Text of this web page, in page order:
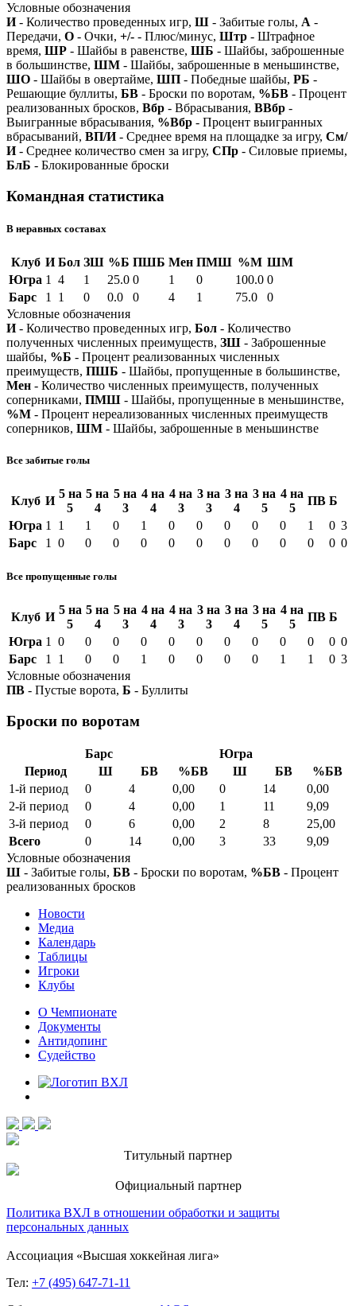
Условные обозначения
И- Количество проведенных игр, Ш - Забитые голы, А -
Передачи, О - Очки, +/- - Плюс/минус, Штр - Штрафное
время, ШР - Шайбы в равенстве, ШБ - Шайбы, заброшенные
в большинстве, ШМ - Шайбы, заброшенные в меньшинстве,
ШО - Шайбы в овертайме, ШП - Победные шайбы, РБ -
Решающие буллиты, БВ - Броски по воротам, %БВ - Процент
реализованных бросков, Вбр - Вбрасывания, ВВбр -
Выигранные вбрасывания, %Вбр - Процент выигранных
вбрасываний, ВП/И- Среднее время на площадке за игру, См/
И- Среднее количество смен за игру, СПр - Силовые приемы,
БлБ - Блокированные броски
Командная статистика
В неравных составах
Клуб И Бол ЗШ %Б ПШБ Мен ПМШ %М ШМ
Югра 1 4 1 25.0 0 1 0 100.0 0
Барс
1 1 0 0.0 0 4 1 75.0
0
Условные обозначения
И- Количество проведенных игр, Бол - Количество
полученных численных преимуществ, ЗШ - Заброшенные
шайбы, %Б - Процент реализованных численных
преимуществ, ПШБ - Шайбы, пропущенные в большинстве,
Мен - Количество численных преимуществ, полученных
соперниками, ПМШ - Шайбы, пропущенные в меньшинстве,
%М - Процент нереализованных численных преимуществ
соперников, ШМ - Шайбы, заброшенные в меньшинстве
Все забитые голы
Клуб И
5 на
5
5 на
4
5 на
3
4 на
4
4 на
3
3 на
3
3 на
4
3 на
5
4 на
5
ПВ Б
Югра 1 1 1 0 1 0 0 0 0 0 1 0 3
Барс
1 0 0 0 0 0 0 0 0 0 0 0 0
Все пропущенные голы
Клуб И
5 на
5
5 на
4
5 на
3
4 на
4
4 на
3
3 на
3
3 на
4
3 на
5
4 на
5
ПВ Б
Югра 1 0 0 0 0 0 0 0 0 0 0 0 0
Барс
1 1 0 0 1 0 0 0 0 1 1 0 3
Условные обозначения
ПВ - Пустые ворота, Б - Буллиты
Броски по воротам
Барс
Югра
Период
Ш БВ %БВ Ш БВ
%БВ
1-й период
0 4 0,00 0 14
0,00
2-й период
0 4 0,00 1 11
9,09
3-й период
0 6 0,00 2 8
25,00
Всего
0 14 0,00 3 33
9,09
Условные обозначения
Ш - Забитые голы, БВ - Броски по воротам, %БВ - Процент
реализованных бросков
Новости
Медиа
Календарь
Таблицы
Игроки
Клубы
О Чемпионате
Документы
Антидопинг
Судейство
Титульный партнер
Официальный партнер
Политика ВХЛ в отношении обработки и защиты
персональных данных
Ассоциация «Высшая хоккейная лига»
Тел: +7 (495) 647-71-11